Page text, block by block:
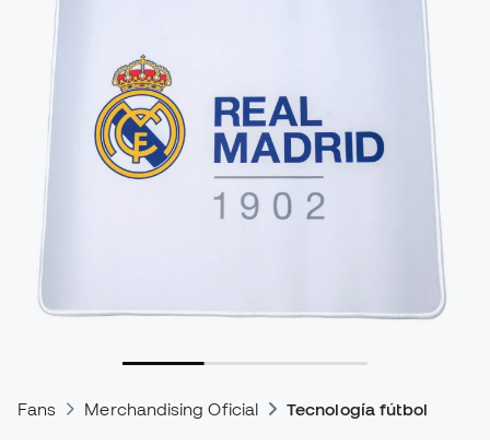
Fans Merchandising Oficial Tecnología fútbol